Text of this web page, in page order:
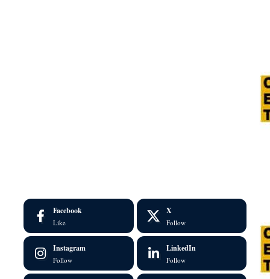
Facebook
Like
X
Follow
Instagram
Follow
LinkedIn
Follow